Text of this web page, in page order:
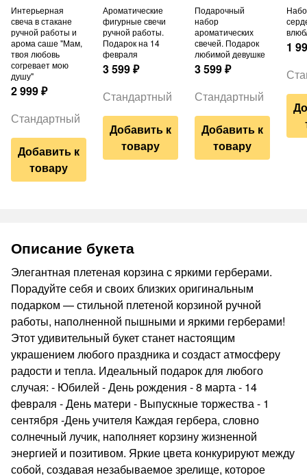
Интерьерная
свеча в стакане
ручной работы и
арома саше "Мам,
твоя любовь
согревает мою
душу"
2 999₽
Стандартный
Добавить к
товару
Ароматические
фигурные свечи
ручной работы.
Подарок на 14
февраля
3 599₽
Стандартный
Добавить к
товару
Подарочный
набор
ароматических
свечей. Подарок
любимой девушке
3 599₽
Стандартный
Добавить к
товару
Набор шаров из 3
1
Описание букета
Элегантная плетеная корзина с яркими герберами.
Порадуйте себя и своих близких оригинальным
подарком — стильной плетеной корзиной ручной
работы, наполненной пышными и яркими герберами!
Этот удивительный букет станет настоящим
украшением любого праздника и создаст атмосферу
радости и тепла. Идеальный подарок для любого
случая: - Юбилей - День рождения - 8 марта - 14
февраля - День матери - Выпускные торжества - 1
сентября -День учителя Каждая гербера, словно
солнечный лучик, наполняет корзину жизненной
энергией и позитивом. Яркие цвета конкурируют между
собой, создавая незабываемое зрелище, которое